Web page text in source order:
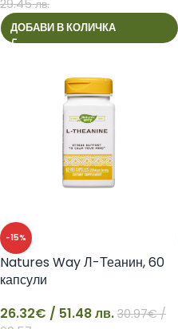
29.45 лв.
ДОБАВИ В КОЛИЧКА
-15%
26
Natures Way Л-Теанин, 60
капсули
26.32€ / 51.48 лв. 30.97€/